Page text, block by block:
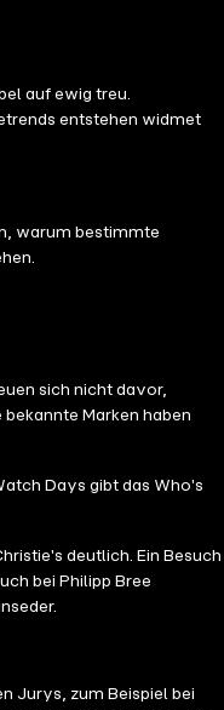
auf ewig treu.
entstehen widmet
warum bestimmte
sich nicht davor,
Marken haben
Days gibt das Who's
deutlich. Ein Besuch
bei Philipp Bree
Jurys, zum Beispiel bei